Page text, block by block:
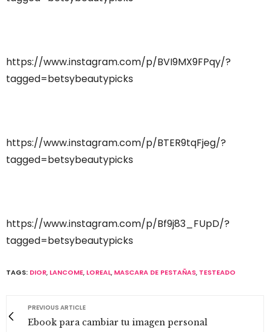
https://www.instagram.com/p/BVI9MX9FPqy/?
tagged=betsybeautypicks
https://www.instagram.com/p/BTER9tqFjeg/?
tagged=betsybeautypicks
https://www.instagram.com/p/Bf9j83_FUpD/?
tagged=betsybeautypicks
TAGS: DIOR, LANCOME, LOREAL, MASCARA DE PESTAÑAS, TESTEADO
PREVIOUS ARTICLE
Ebook para cambiar tu imagen personal